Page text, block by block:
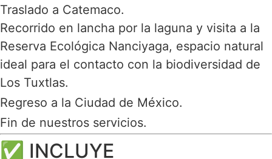
Traslado a Catemaco.
Recorrido en lancha por la laguna y visita a la
Reserva Ecológica Nanciyaga, espacio natural
ideal para el contacto con la biodiversidad de
Los Tuxtlas.
Regreso a la Ciudad de México.
Fin de nuestros servicios.
✅ INCLUYE